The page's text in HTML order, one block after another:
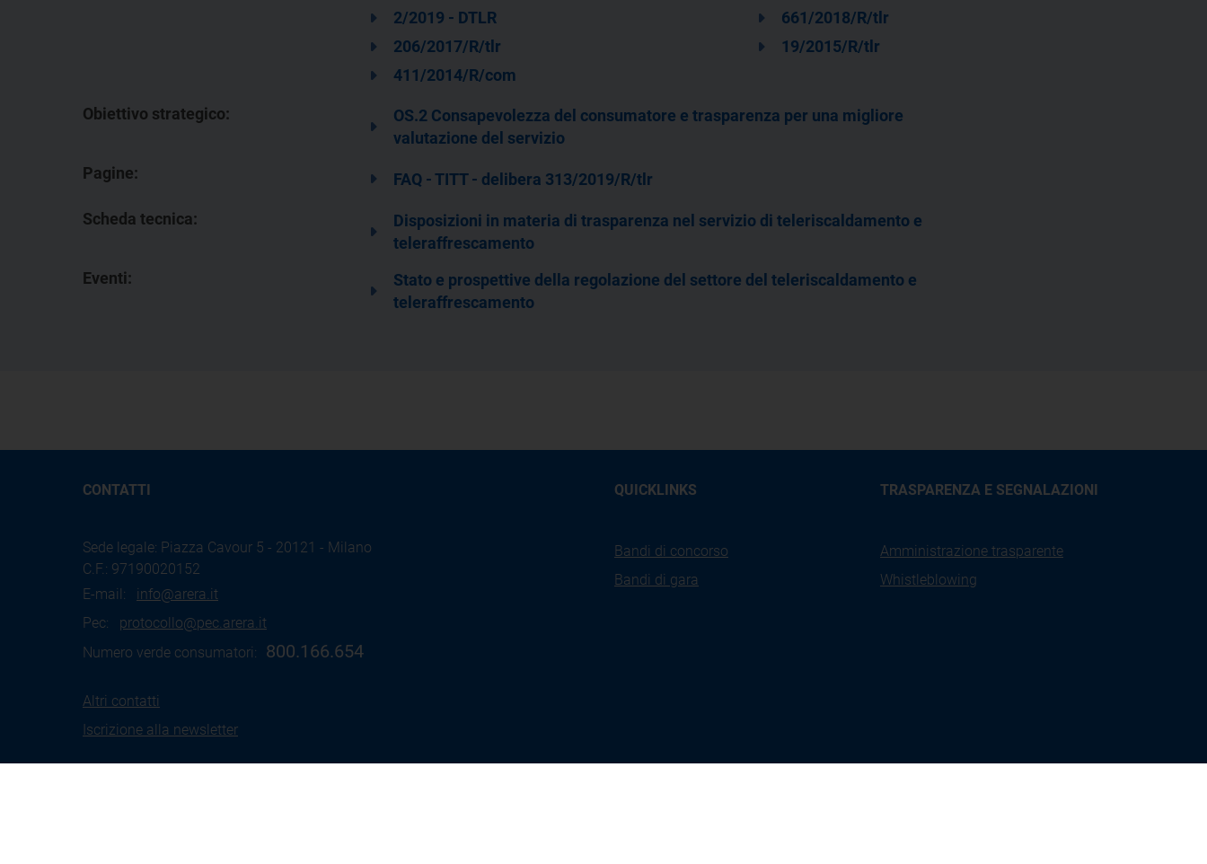
2/2019 - DTLR
661/2018/R/tlr
206/2017/R/tlr
19/2015/R/tlr
411/2014/R/com
Obiettivo strategico:
OS.2 Consapevolezza del consumatore e trasparenza per una migliore
valutazione del servizio
Pagine:
FAQ - TITT - delibera 313/2019/R/tlr
Scheda tecnica:
Disposizioni in materia di trasparenza nel servizio di teleriscaldamento e
teleraffrescamento
Eventi:
Stato e prospettive della regolazione del settore del teleriscaldamento e
teleraffrescamento
CONTATTI
Sede legale: Piazza Cavour 5 - 20121 - Milano
C.F.: 97190020152
E-mail: info@arera.it
Pec: protocollo@pec.arera.it
Numero verde consumatori:
800.166.654
Altri contatti
Iscrizione alla newsletter
QUICKLINKS
Bandi di concorso
Bandi di gara
TRASPARENZA E SEGNALAZIONI
Amministrazione trasparente
Whistleblowing